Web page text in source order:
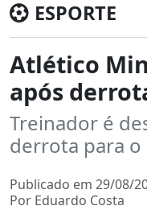
ESPORTE
Atlético
após
Treinador é
derrota para o
Publicado em 29/08/
Por Eduardo Costa